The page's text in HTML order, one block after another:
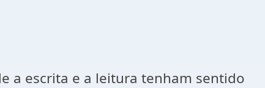
a escrita e a leitura tenham sentido